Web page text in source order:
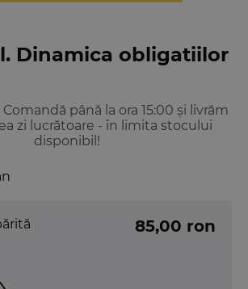
Dinamica obligatiilor
Comandă până la ora 15:00 și livrăm
zi lucrătoare - în limita stocului
disponibil!
85,00 ron